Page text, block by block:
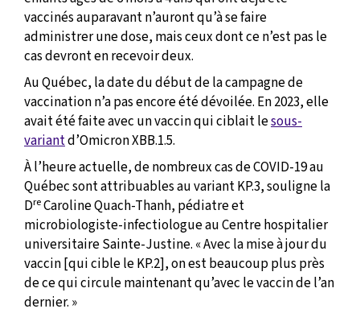
vaccinés auparavant n’auront qu’à se faire
administrer une dose, mais ceux dont ce n’est pas le
cas devront en recevoir deux.
Au Québec, la date du début de la campagne de
vaccination n’a pas encore été dévoilée. En 2023, elle
avait été faite avec un vaccin qui ciblait lesous-
variantd’Omicron XBB.1.5.
À l’heure actuelle, de nombreux cas de COVID-19 au
Québec sont attribuables au variant KP.3, souligne la
DreCaroline Quach-Thanh, pédiatre et
microbiologiste-infectiologue au Centre hospitalier
universitaire Sainte-Justine. « Avec la mise à jour du
vaccin [qui cible le KP.2], on est beaucoup plus près
de ce qui circule maintenant qu’avec le vaccin de l’an
dernier. »